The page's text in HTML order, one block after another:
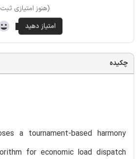
(هنوز امتیازی
چکیده
a tournament-based harmony
for economic load dispatch